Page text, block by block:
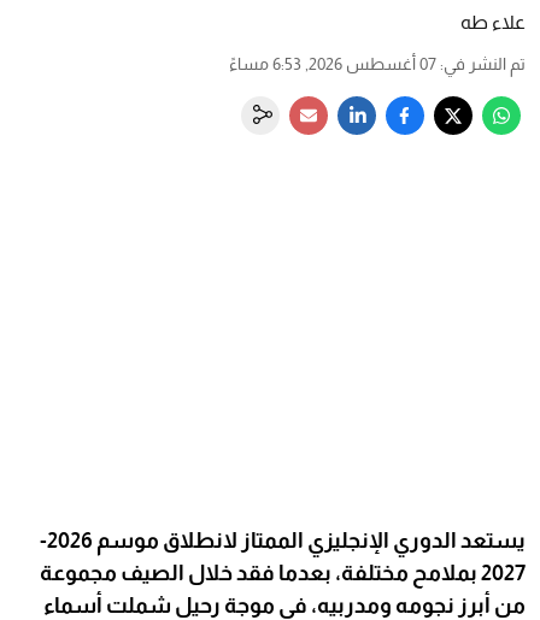
علاء طه
تم النشر في: 07 أغسطس 2026, 6:53 مساءً
يستعد الدوري الإنجليزي الممتاز لانطلاق موسم 2026-
2027 بملامح مختلفة، بعدما فقد خلال الصيف مجموعة
من أبرز نجومه ومدربيه، في موجة رحيل شملت أسماء